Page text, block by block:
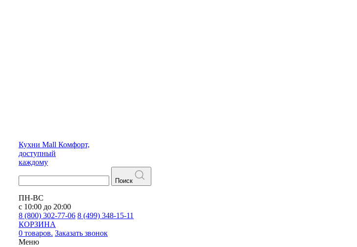
Кухни Mall Комфорт,
доступный
каждому
Поиск
ПН-ВС
с 10:00 до 20:00
8 (800) 302-77-06 8 (499) 348-15-11
КОРЗИНА
0 товаров. Заказать звонок
Меню